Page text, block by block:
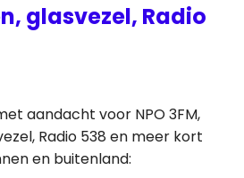
glasvezel, Radio
aandacht voor NPO 3FM,
Radio 538 en meer kort
en buitenland: